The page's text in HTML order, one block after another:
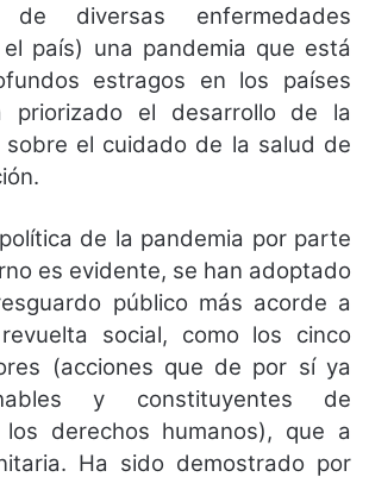
de diversas enfermedades
país) una pandemia que está
estragos en los países
priorizado el desarrollo de la
sobre el cuidado de la salud de
de la pandemia por parte
es evidente, se han adoptado
público más acorde a
social, como los cinco
(acciones que de por sí ya
y constituyentes de
derechos humanos), que a
Ha sido demostrado por